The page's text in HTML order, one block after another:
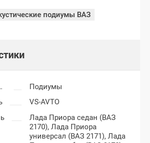
подиумы ВАЗ
Подиумы
VS-AVTO
Лада Приора седан (ВАЗ
2170),Лада Приора
универсал (ВАЗ 2171),Лада